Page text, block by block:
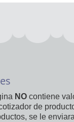
NO contiene
de
se le